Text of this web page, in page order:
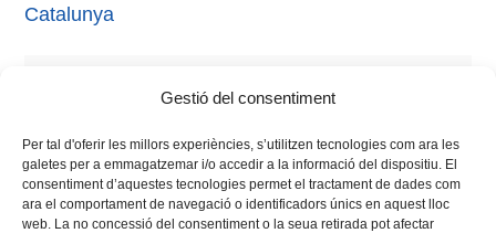
Gestió del consentiment
Per tal d'oferir les millors experiències, s’utilitzen tecnologies com ara les
galetes per a emmagatzemar i/o accedir a la informació del dispositiu. El
consentiment d’aquestes tecnologies permet el tractament de dades com
ara el comportament de navegació o identificadors únics en aquest lloc
web. La no concessió del consentiment o la seua retirada pot afectar
Catalunya
universitat